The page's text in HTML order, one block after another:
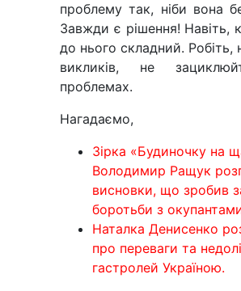
проблему так, ніби вона
Завжди є рішення! Навіть,
до нього складний. Робіть,
викликів, не
проблемах.
Нагадаємо,
Зірка «Будиночку на
Володимир Ращук
висновки, що зробив
боротьби з
Наталка Денисенко
про переваги та
гастролей Україною.